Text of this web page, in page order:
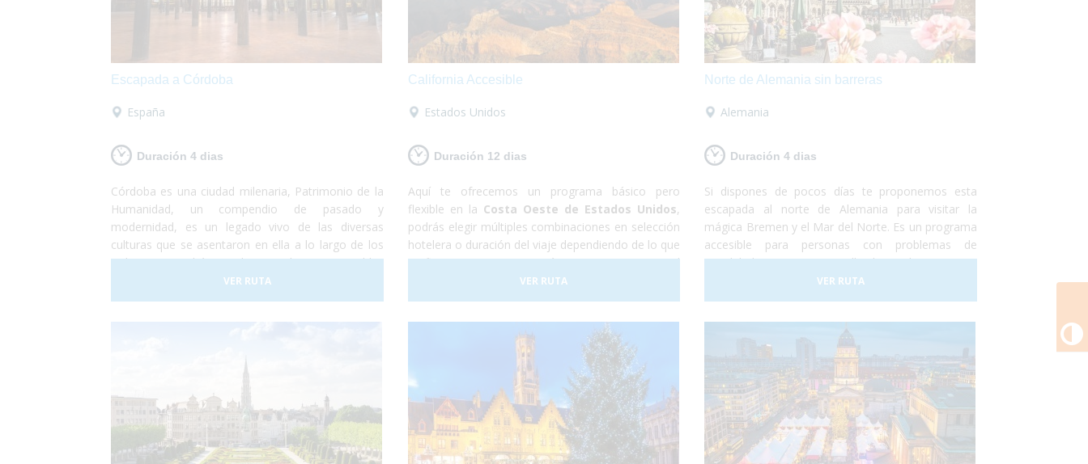
Escapada a Córdoba
España
Duración 4 dias
Córdoba es una ciudad milenaria, Patrimonio de la
Humanidad, un compendio de pasado y
modernidad, es un legado vivo de las diversas
culturas que se asentaron en ella a lo largo de los
siglos. Te podrás perder por las innumerables
callejuelas del casco antiguo cordobés, plazas y
patios floridos ubicados alrededor de la Mezquita-
VER RUTA
California Accesible
Estados Unidos
Duración 12 dias
Aquí te ofrecemos un programa básico pero
flexible en la Costa Oeste de Estados Unidos,
podrás elegir múltiples combinaciones en selección
hotelera o duración del viaje dependiendo de lo que
prefieras visitar. RecorrerásLas Vegas, capital
mundial del ocio más desenfrenado y la mejor
plataforma de salida a las excursiones alGran
San Francisco, la "ciudad en la bahía" y la
favorita de todo el estado de California.Turismo
al más puro estilo americano!
VER RUTA
Norte de Alemania sin barreras
Alemania
Duración 4 dias
Si dispones de pocos días te proponemos esta
escapada al norte de Alemania para visitar la
mágica Bremen y el Mar del Norte. Es un programa
accesible para personas con problemas de
movilidad o usuarios en silla de ruedas y que te
permitirá conocer el hogar de los Músicos de
Bremen y los paisajes únicos de Bremerhaven y de
VER RUTA